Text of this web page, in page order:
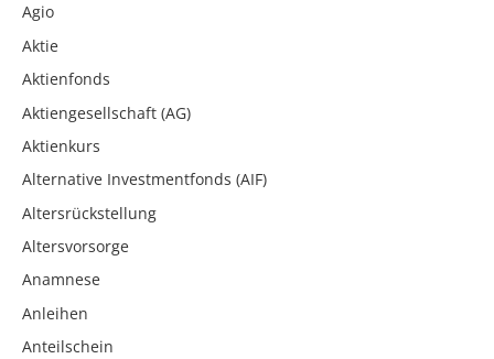
Agio
Aktie
Aktienfonds
Aktiengesellschaft (AG)
Aktienkurs
Alternative Investmentfonds (AIF)
Altersrückstellung
Altersvorsorge
Anamnese
Anleihen
Anteilschein